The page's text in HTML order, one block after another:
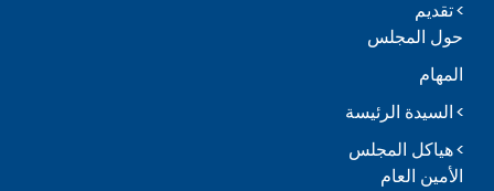
تقديم
حول المجلس
المهام
السيدة الرئيسة
هياكل المجلس
الأمين العام